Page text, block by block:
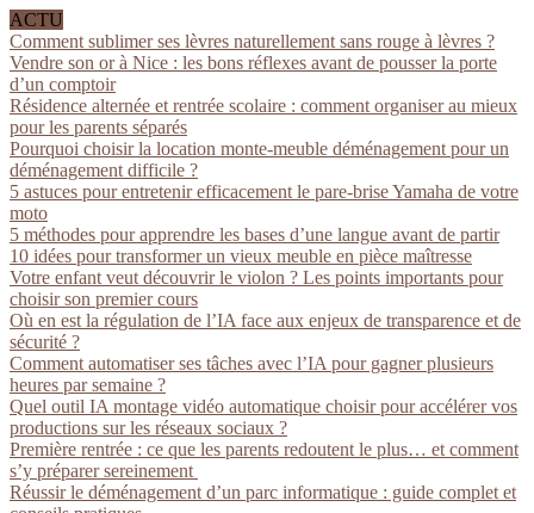
ACTU
Comment sublimer ses lèvres naturellement sans rouge à lèvres ?
Vendre son or à Nice : les bons réflexes avant de pousser la porte
d’un comptoir
Résidence alternée et rentrée scolaire : comment organiser au mieux
pour les parents séparés
Pourquoi choisir la location monte-meuble déménagement pour un
déménagement difficile ?
5 astuces pour entretenir efficacement le pare-brise Yamaha de votre
moto
5 méthodes pour apprendre les bases d’une langue avant de partir
10 idées pour transformer un vieux meuble en pièce maîtresse
Votre enfant veut découvrir le violon ? Les points importants pour
choisir son premier cours
Où en est la régulation de l’IA face aux enjeux de transparence et de
sécurité ?
Comment automatiser ses tâches avec l’IA pour gagner plusieurs
heures par semaine ?
Quel outil IA montage vidéo automatique choisir pour accélérer vos
productions sur les réseaux sociaux ?
Première rentrée : ce que les parents redoutent le plus… et comment
s’y préparer sereinement
Réussir le déménagement d’un parc informatique : guide complet et